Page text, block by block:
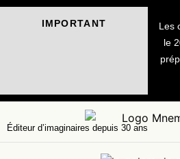
IMPORTANT
Les
le
Éditeur d’imaginaires depuis 30 ans